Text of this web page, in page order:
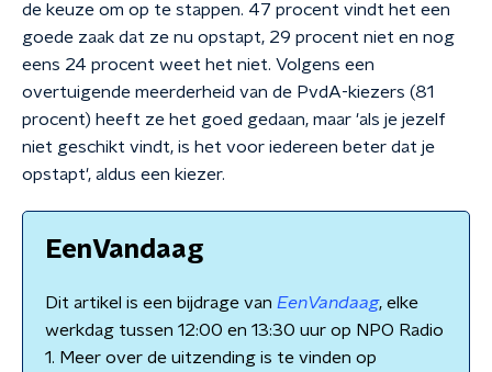
de keuze om op te stappen. 47 procent vindt het een
goede zaak dat ze nu opstapt, 29 procent niet en nog
eens 24 procent weet het niet. Volgens een
overtuigende meerderheid van de PvdA-kiezers (81
procent) heeft ze het goed gedaan, maar 'als je jezelf
niet geschikt vindt, is het voor iedereen beter dat je
opstapt', aldus een kiezer.
EenVandaag
Dit artikel is een bijdrage van EenVandaag, elke
werkdag tussen 12:00 en 13:30 uur op NPO Radio
1. Meer over de uitzending is te vinden op